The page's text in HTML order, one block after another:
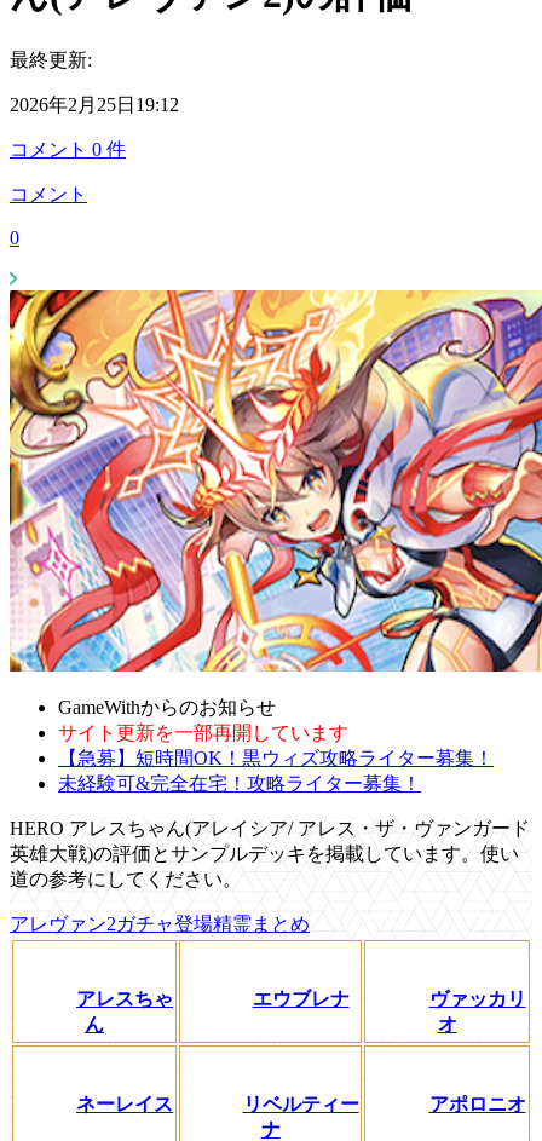
最終更新:
2026年2月25日19:12
コメント 0 件
コメント
0
GameWithからのお知らせ
サイト更新を一部再開しています
【急募】短時間OK！黒ウィズ攻略ライター募集！
未経験可&完全在宅！攻略ライター募集！
HERO アレスちゃん(アレイシア/ アレス・ザ・ヴァンガード
英雄大戦)の評価とサンプルデッキを掲載しています。使い
道の参考にしてください。
アレヴァン2ガチャ登場精霊まとめ
アレスちゃ
ん
エウブレナ
ヴァッカリ
オ
ネーレイス
リベルティー
ナ
アポロニオ